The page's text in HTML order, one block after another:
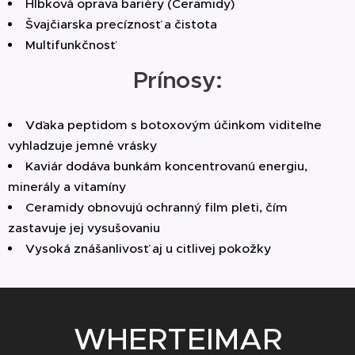
zabezpečujú, že pleť vyzerá oddýchnuto
a zdravo.
3. Bariérová ochrana a hĺbková hydratácia
Komplex Ceramidov (NP, AP, EOP):
Ceramidy sú prirodzené tuky, ktoré
tvoria ochrannú bariéru pleti. Toto
zloženie obsahuje až tri druhy
ceramidov spolu s fytosfingozínom a
cholesterolom, čo znamená, že maska
zabrániť jej vysušovaniu a chrániť ju pred
Squalane a Vzácne oleje (Arganový,
účinky. Pomáha upokojovať začervenanie,
urýchľuje regeneráciu po vystavení pleti
a navracia pleti rovnováhu.
obale.
Hĺbková oprava bariéry (Ceramidy)
Švajčiarska precíznosť a čistota
Multifunkčnosť
Prínosy:
Vďaka peptidom s botoxovým účinkom viditeľne
vyhladzuje jemné vrásky
Kaviár dodáva bunkám koncentrovanú energiu,
minerály a vitamíny
Ceramidy obnovujú ochranný film pleti, čím
zastavuje jej vysušovaniu
Vysoká znášanlivosť aj u citlivej pokožky
WHERTEIMAR